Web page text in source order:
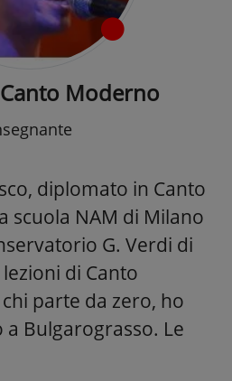
Moderno
diplomato in Canto
scuola NAM di Milano
G. Verdi di
di Canto
parte da zero, ho
Bulgarograsso. Le